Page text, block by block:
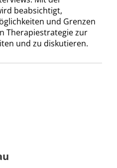
beabsichtigt,
und Grenzen
Therapiestrategie zur
und zu diskutieren.